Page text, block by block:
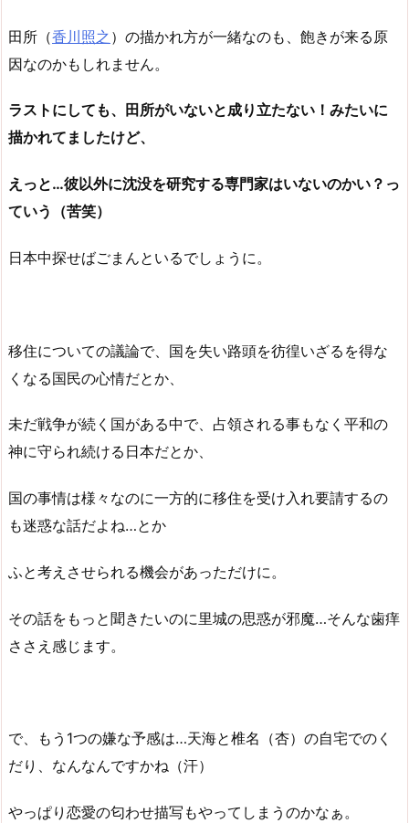
田所（香川照之 ）の描かれ方が一緒なのも、飽きが来る原
因なのかもしれません。
ラストにしても、田所がいないと成り立たない！みたいに
描かれてましたけど、
えっと…彼以外に沈没を研究する専門家はいないのかい？っ
ていう（苦笑）
日本中探せばごまんといるでしょうに。
移住についての議論で、国を失い路頭を彷徨いざるを得な
くなる国民の心情だとか、
未だ戦争が続く国がある中で、占領される事もなく平和の
神に守られ続ける日本だとか、
国の事情は様々なのに一方的に移住を受け入れ要請するの
も迷惑な話だよね…とか
ふと考えさせられる機会があっただけに。
その話をもっと聞きたいのに里城の思惑が邪魔…そんな歯痒
ささえ感じます。
で、もう1つの嫌な予感は…天海と椎名（杏）の自宅でのく
だり、なんなんですかね（汗）
やっぱり恋愛の匂わせ描写もやってしまうのかなぁ。